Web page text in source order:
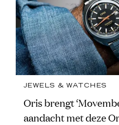
JEWELS & WATCHES
Oris brengt
aandacht met deze